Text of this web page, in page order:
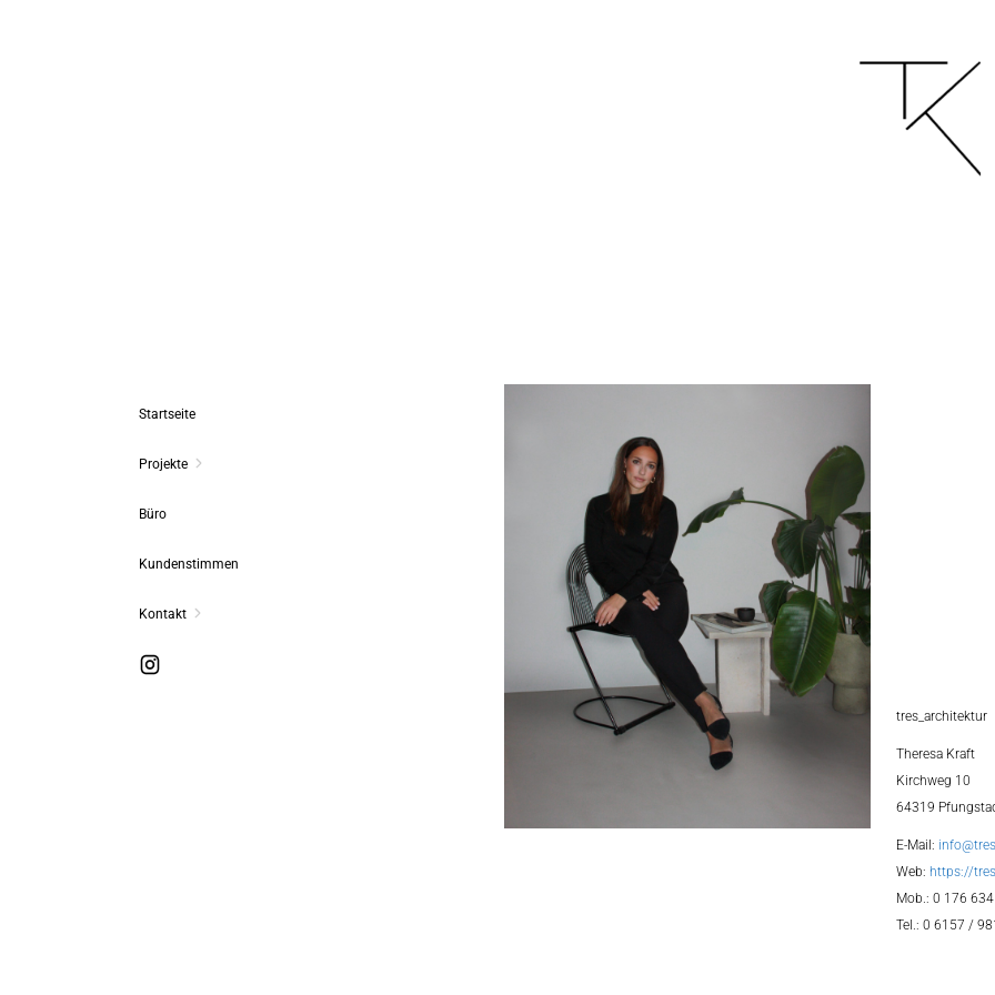
Startseite
Projekte
Büro
Kundenstimmen
Kontakt
tres_architektur
Theresa Kraft
Kirchweg 10
64319
E-Mail:
Web: https://
Mob.: 0 176
Tel.: 0 6157 /